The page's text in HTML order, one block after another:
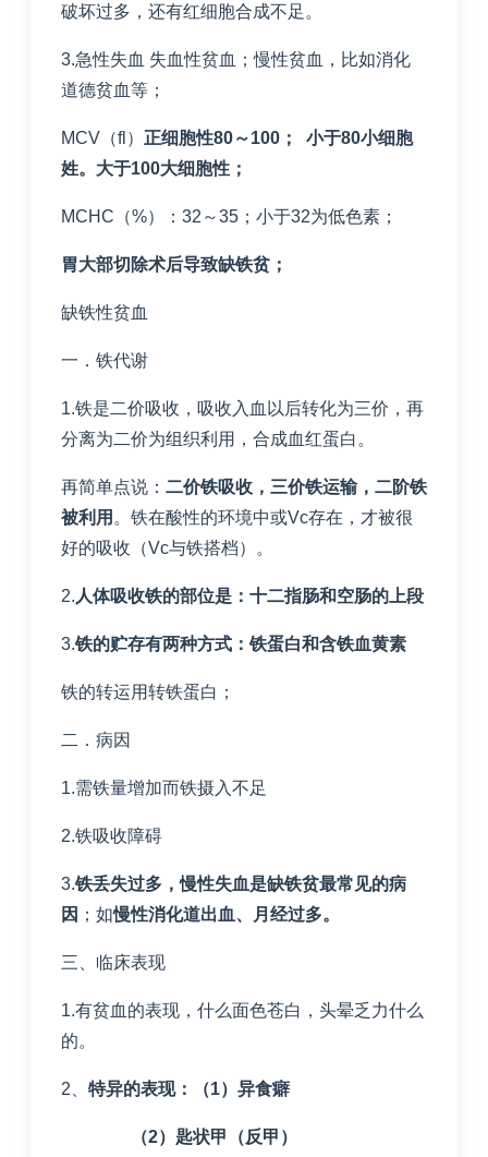
破坏过多，还有红细胞合成不足。
3.急性失血 失血性贫血；慢性贫血，比如消化
道德贫血等；
MCV（fl） 正细胞性80～100 ； 小于80小细胞
姓。大于100大细胞性；
MCHC（%）：32～35；小于32为低色素；
胃大部切除术后导致缺铁贫；
缺铁性贫血
一．铁代谢
1.铁是二价吸收，吸收入血以后转化为三价，再
分离为二价为组织利用，合成血红蛋白。
再简单点说： 二价铁吸收，三价铁运输，二阶铁
被利用 。铁在酸性的环境中或Vc存在，才被很
好的吸收（Vc与铁搭档）。
2. 人体吸收铁的部位是：十二指肠和空肠的上段
3.铁的贮存有两种方式：铁蛋白和含铁血黄素
铁的转运用转铁蛋白；
二．病因
1.需铁量增加而铁摄入不足
2.铁吸收障碍
3.铁丢失过多，慢性失血是缺铁贫最常见的病
因 ；如慢性消化道出血、月经过多。
三、临床表现
1.有贫血的表现，什么面色苍白，头晕乏力什么
的。
2、 特异的表现：（1）异食癖
（2）匙状甲（反甲）